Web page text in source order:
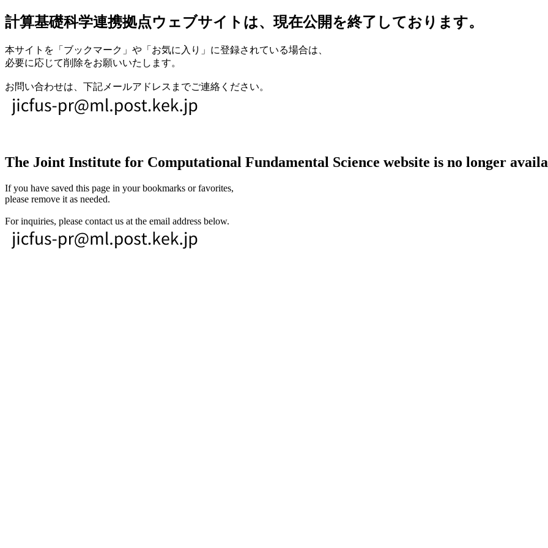
計算基礎科学連携拠点ウェブサイトは、現在公開を終了しております。
本サイトを「ブックマーク」や「お気に入り」に登録されている場合は、
必要に応じて削除をお願いいたします。
お問い合わせは、下記メールアドレスまでご連絡ください。
The Joint Institute for Computational Fundamental Science website is no longer
If you have saved this page in your bookmarks or favorites,
please remove it as needed.
For inquiries, please contact us at the email address below.